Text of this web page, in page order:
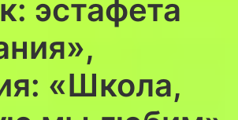
эстафета
«Школа,